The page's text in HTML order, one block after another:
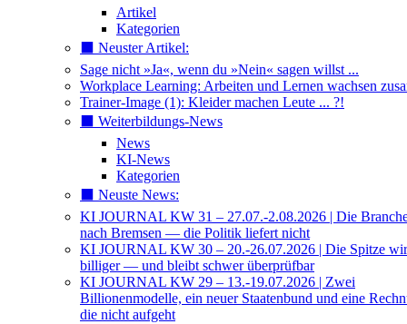
Artikel
Kategorien
⬛️ Neuster Artikel:
Sage nicht »Ja«, wenn du »Nein« sagen willst ...
Workplace Learning: Arbeiten und Lernen wachsen
Trainer-Image (1): Kleider machen Leute ... ?!
⬛️ Weiterbildungs-News
News
KI-News
Kategorien
⬛️ Neuste News:
KI JOURNAL KW 31 – 27.07.-2.08.2026 | Die
nach Bremsen — die Politik liefert nicht
KI JOURNAL KW 30 – 20.-26.07.2026 | Die Spitze
billiger — und bleibt schwer überprüfbar
KI JOURNAL KW 29 – 13.-19.07.2026 | Zwei
Billionenmodelle, ein neuer Staatenbund und eine
die nicht aufgeht